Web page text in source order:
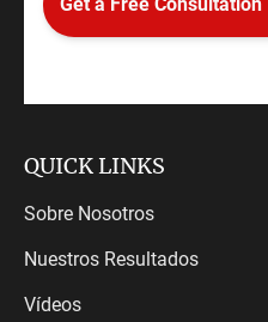
QUICK LINKS
Sobre Nosotros
Nuestros Resultados
Vídeos